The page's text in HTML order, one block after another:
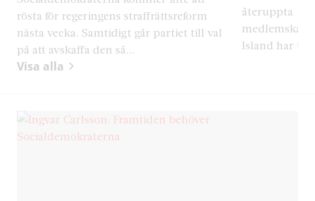
rösta för regeringens straffrättsreform
nästa vecka. Samtidigt går partiet till val
på att avskaffa den så...
återuppta
Island har
Visa alla